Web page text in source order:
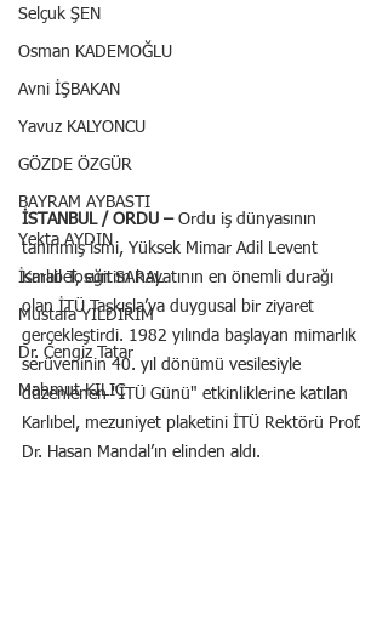
Selçuk ŞEN
Osman KADEMOĞLU
Avni İŞBAKAN
Yavuz KALYONCU
GÖZDE ÖZGÜR
BAYRAM AYBASTI
Yekta AYDIN
İsmail Tosun SARAL
Mustafa YILDIRIM
Dr. Cengiz Tatar
Mahmut KILIÇ
İSTANBUL / ORDU – Ordu iş dünyasının
tanınmış ismi, Yüksek Mimar Adil Levent
Karlıbel, eğitim hayatının en önemli durağı
olan İTÜ Taşkışla’ya duygusal bir ziyaret
gerçekleştirdi. 1982 yılında başlayan mimarlık
serüveninin 40. yıl dönümü vesilesiyle
düzenlenen "İTÜ Günü" etkinliklerine katılan
Karlıbel, mezuniyet plaketini İTÜ Rektörü Prof.
Dr. Hasan Mandal’ın elinden aldı.